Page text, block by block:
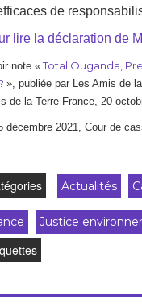
de
lire la déclaration de
note «Total Ouganda,
», publiée par Les Amis de
de la Terre France, 20
décembre 2021, Cour de
Actualités
Justice